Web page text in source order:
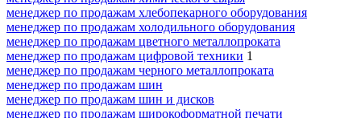
менеджер по продажам хлебопекарного оборудования
менеджер по продажам холодильного оборудования
менеджер по продажам цветного металлопроката
менеджер по продажам цифровой техники 1
менеджер по продажам черного металлопроката
менеджер по продажам шин
менеджер по продажам шин и дисков
менеджер по продажам широкоформатной печати